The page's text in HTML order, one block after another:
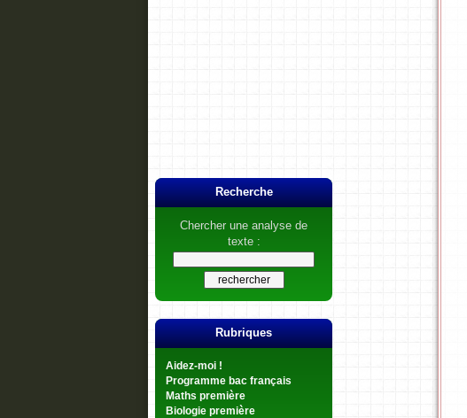
Recherche
Chercher une analyse de
texte :
Rubriques
Aidez-moi !
Programme bac français
Maths première
Biologie première